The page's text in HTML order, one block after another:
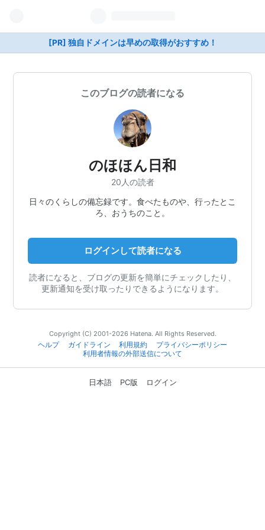
[PR] 独自ドメインは早めの取得がおすすめ！
このブログの読者になる
のほほん日和
20人の読者
日々のくらしの備忘録です。食べたものや、行ったとこ
ろ、おうちのこと。
ログインして読者になる
読者になると、ブログの更新を簡単にチェックしたり、
更新通知を受け取ったりできるようになります。
Copyright (C) 2001-2026 Hatena. All Rights Reserved.
ヘルプ
ガイドライン 利用規約
プライバシーポリシー
利用者情報の外部送信について
日本語 PC版 ログイン